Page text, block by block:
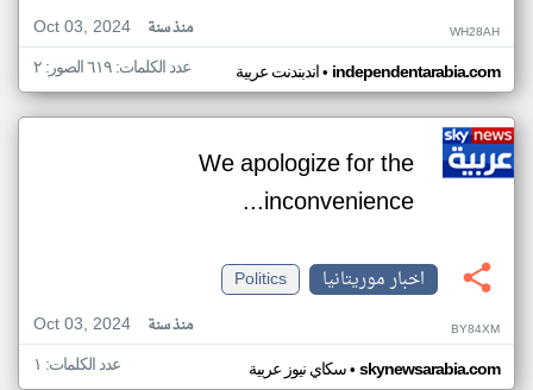
Oct 03, 2024
منذ سنة WH28AH
اندبندنت عربية• independentarabia.com عدد الكلمات: ٦١٩ الصور: ٢
We apologize for the
inconvenience...
اخبار موريتانيا
Politics
Oct 03, 2024
منذ سنة BY84XM
سكاي نيوز عربية• skynewsarabia.com عدد الكلمات: ١